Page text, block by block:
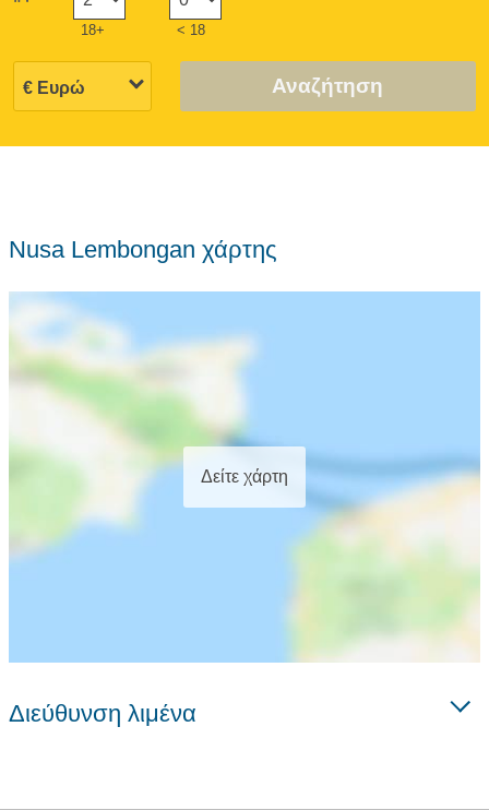
18+ < 18
Αναζήτηση
Nusa Lembongan χάρτης
Δείτε χάρτη
Διεύθυνση λιμένα